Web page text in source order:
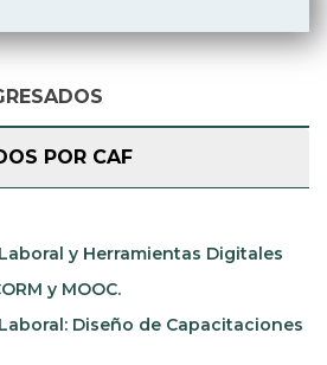
POR CAF
y Herramientas Digitales
y MOOC.
Diseño de Capacitaciones